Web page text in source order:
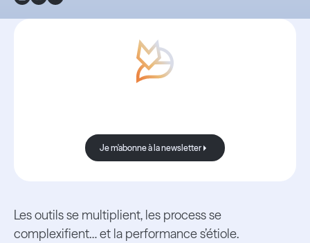
Je m'abonne à la newsletter
Je m'abonne à la newsletter
Les outils se multiplient, les process se
complexifient… et la performance s’étiole.